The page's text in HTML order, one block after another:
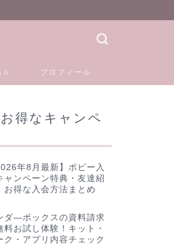
A プロフィール
お得なキャンペ
年8月最新】ポピー入
ャンペーン特典・友達紹
お得な入会方法まとめ
ダ―ボックスの資料請求
料お試し体験！キット・
ク・アプリ内容チェック